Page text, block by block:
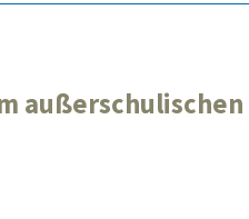
außerschulischen